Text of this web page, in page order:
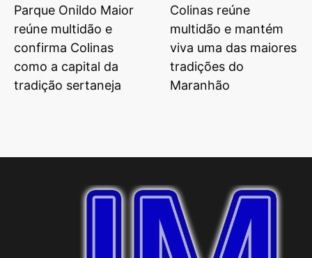
Parque Onildo Maior
reúne multidão e
confirma Colinas
como a capital da
tradição sertaneja
Colinas reúne
multidão e mantém
viva uma das maiores
tradições do
Maranhão